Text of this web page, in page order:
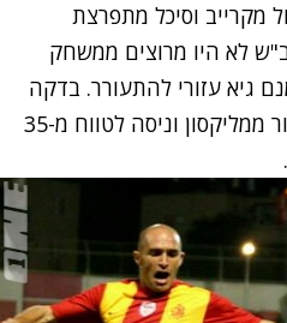
מקרייב וסיכל מתפרצת
לא היו מרוצים ממשחק
גיא עזורי להתעורר. בדקה
ה-36 אביתר אילוז קיבל כדור ממליקסון וניסה לטווח מ-35